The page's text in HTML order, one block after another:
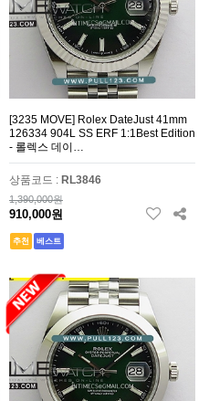
[3235 MOVE] Rolex DateJust 41mm
126334 904L SS ERF 1:1Best Edition
- 롤렉스 데이…
상품코드 : RL3846
1,390,000원
910,000원
추천 베스트